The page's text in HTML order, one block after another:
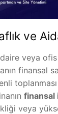
ve
veya
finansal
finansal
veya